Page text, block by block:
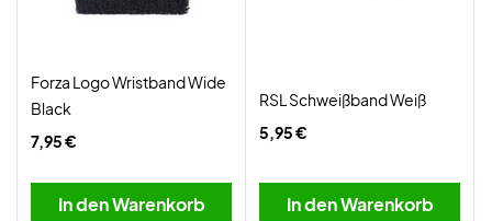
Forza Logo Wristband Wide
Black
7,95 €
In den Warenkorb
RSL Schweißband Weiß
5,95 €
In den Warenkorb